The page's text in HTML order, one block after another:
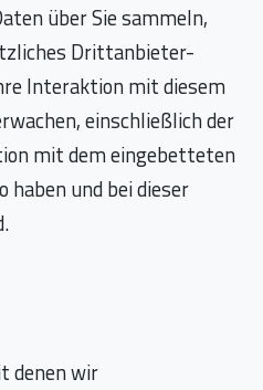
über Sie sammeln,
Drittanbieter-
Interaktion mit diesem
einschließlich der
mit dem eingebetteten
haben und bei dieser
denen wir